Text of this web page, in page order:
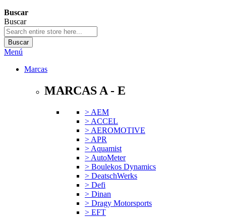
Buscar
Buscar
Buscar
Menú
Marcas
MARCAS A - E
> AEM
> ACCEL
> AEROMOTIVE
> APR
> Aquamist
> AutoMeter
> Boulekos Dynamics
> DeatschWerks
> Defi
> Dinan
> Dragy Motorsports
> EFT